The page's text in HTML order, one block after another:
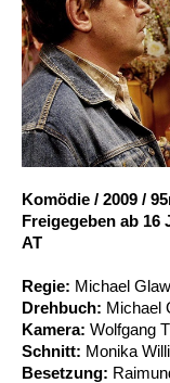
&
Komödie / 2009 /
Freigegeben ab 16
AT
Regie: Michael
Drehbuch: Michael
Kamera: Wolfgang
Schnitt: Monika Willi
Besetzung: